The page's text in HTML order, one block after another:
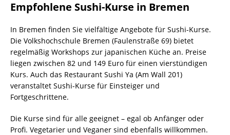
Empfohlene Sushi-Kurse in Bremen
In Bremen finden Sie vielfältige Angebote für Sushi-Kurse.
Die Volkshochschule Bremen (Faulenstraße 69) bietet
regelmäßig Workshops zur japanischen Küche an. Preise
liegen zwischen 82 und 149 Euro für einen vierstündigen
Kurs. Auch das Restaurant Sushi Ya (Am Wall 201)
veranstaltet Sushi-Kurse für Einsteiger und
Fortgeschrittene.
Die Kurse sind für alle geeignet – egal ob Anfänger oder
Profi. Vegetarier und Veganer sind ebenfalls willkommen.